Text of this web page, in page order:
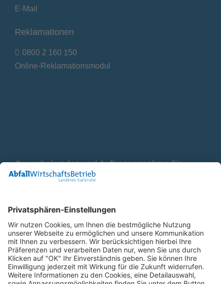
E-Mail
Reklamationen
0800 2 160 150
Online-Reklamationsmodul
Gewerbekunden und Auftragsannahme für
Container
E-Mail
Bleiben Sie in Verbindung
Facebook Landkreis Karlsruhe
Instagram Landkreis Karlsruhe